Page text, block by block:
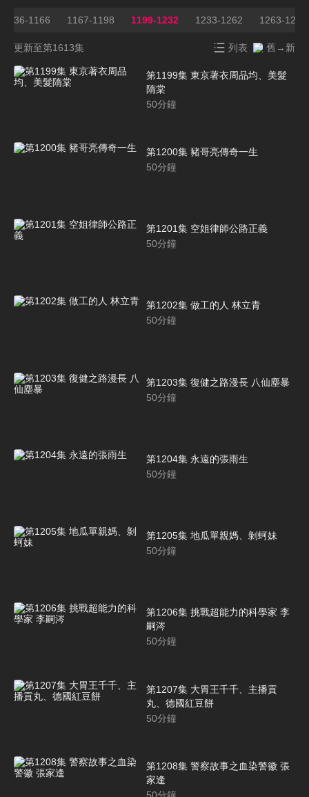
1136-1166 1167-1198 1199-1232 1233-1262 1263-1295
更新至第1613集 列表 舊→新
第1199集 東京著衣周品均、美髮
隋棠
50分鐘
第1200集 豬哥亮傳奇一生
50分鐘
第1201集 空姐律師公路正義
50分鐘
第1202集 做工的人 林立青
50分鐘
第1203集 復健之路漫長 八仙塵暴
50分鐘
第1204集 永遠的張雨生
50分鐘
第1205集 地瓜單親媽、剝蚵妹
50分鐘
第1206集 挑戰超能力的科學家 李
嗣涔
50分鐘
第1207集 大胃王千千、主播貢
丸、德國紅豆餅
50分鐘
第1208集 警察故事之血染警徽 張
家逢